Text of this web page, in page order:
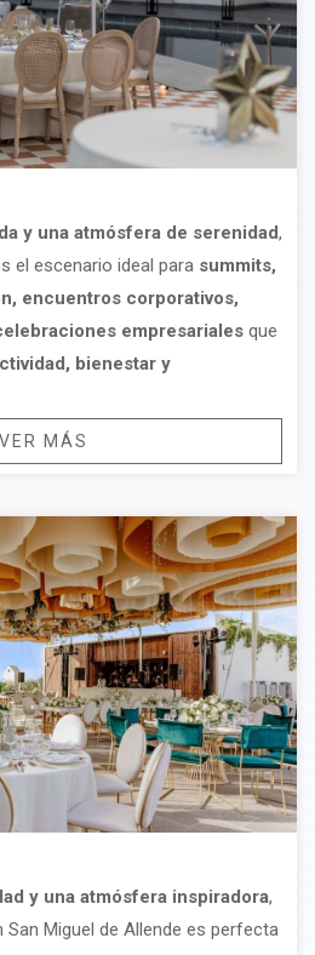
y una atmósfera de serenidad,
el escenario ideal para summits,
encuentros corporativos,
empresariales que
bienestar y
VER MÁS
y una atmósfera inspiradora,
Miguel de Allende es perfecta